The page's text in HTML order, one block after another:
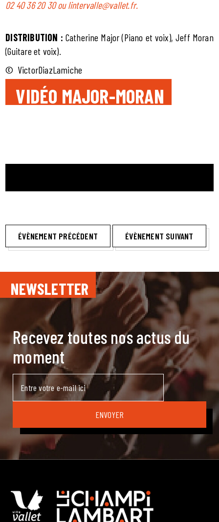
02 40 36 20 30 ou lintervalle@vallet.fr.
DISTRIBUTION : Catherine Major (Piano et voix), Jeff Moran
(Guitare et voix).
© VictorDiazLamiche
VIDÉO MAJOR-MORAN
ÉVÈNEMENT PRÉCÉDENT ÉVÈNEMENT SUIVANT
NEWSLETTER
Recevez toutes nos actus du
moment